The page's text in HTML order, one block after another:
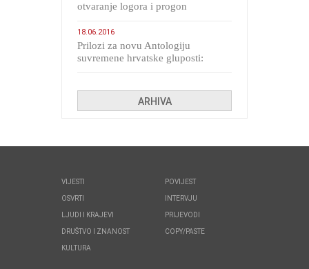
otvaranje logora i progon
18.06.2016
Prilozi za novu Antologiju
suvremene hrvatske gluposti:
ARHIVA
VIJESTI
OSVRTI
LJUDI I KRAJEVI
DRUŠTVO I ZNANOST
KULTURA
POVIJEST
INTERVJU
PRIJEVODI
COPY/PASTE